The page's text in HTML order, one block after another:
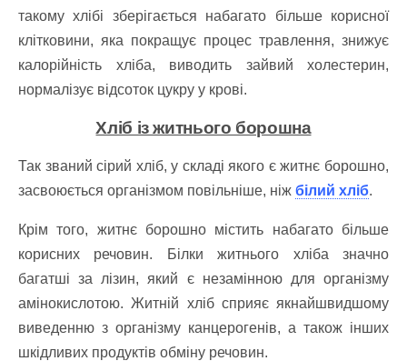
такому хлібі зберігається набагато більше корисної
клітковини, яка покращує процес травлення, знижує
калорійність хліба, виводить зайвий холестерин,
нормалізує відсоток цукру у крові.
Хліб із житнього борошна
Так званий сірий хліб, у складі якого є житнє борошно,
засвоюється організмом повільніше, ніж білий хліб.
Крім того, житнє борошно містить набагато більше
корисних речовин. Білки житнього хліба значно
багатші за лізин, який є незамінною для організму
амінокислотою. Житній хліб сприяє якнайшвидшому
виведенню з організму канцерогенів, а також інших
шкідливих продуктів обміну речовин.